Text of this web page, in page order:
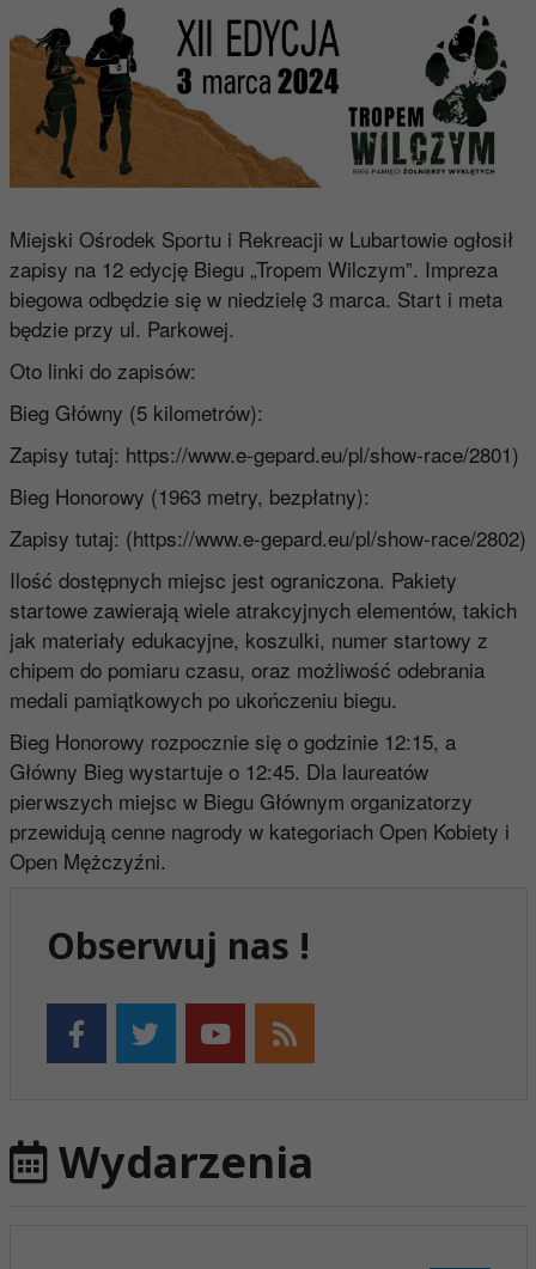
Miejski Ośrodek Sportu i Rekreacji w Lubartowie ogłosił
zapisy na 12 edycję Biegu „Tropem Wilczym”. Impreza
biegowa odbędzie się w niedzielę 3 marca. Start i meta
będzie przy ul. Parkowej.
Oto linki do zapisów:
Bieg Główny (5 kilometrów):
Zapisy tutaj: https://www.e-gepard.eu/pl/show-race/2801)
Bieg Honorowy (1963 metry, bezpłatny):
Zapisy tutaj: (https://www.e-gepard.eu/pl/show-race/2802)
Ilość dostępnych miejsc jest ograniczona. Pakiety
startowe zawierają wiele atrakcyjnych elementów, takich
jak materiały edukacyjne, koszulki, numer startowy z
chipem do pomiaru czasu, oraz możliwość odebrania
medali pamiątkowych po ukończeniu biegu.
Bieg Honorowy rozpocznie się o godzinie 12:15, a
Główny Bieg wystartuje o 12:45. Dla laureatów
pierwszych miejsc w Biegu Głównym organizatorzy
przewidują cenne nagrody w kategoriach Open Kobiety i
Open Mężczyźni.
Obserwuj nas !
Wydarzenia